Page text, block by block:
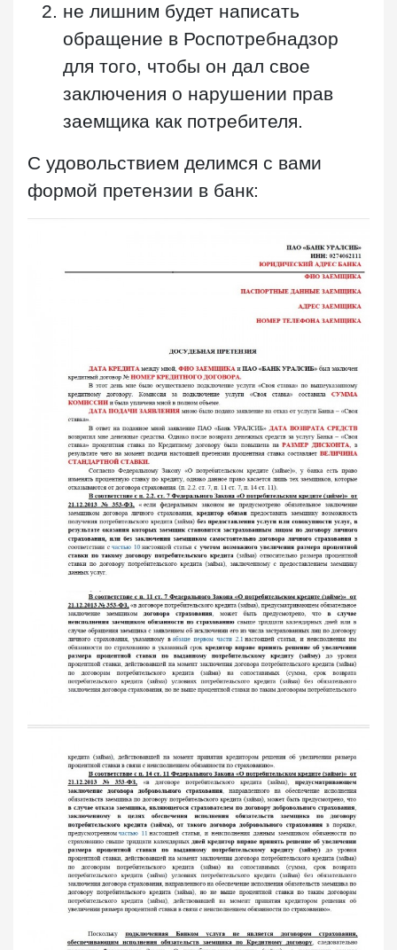
не лишним будет написать
обращение в Роспотребнадзор
для того, чтобы он дал свое
заключения о нарушении прав
заемщика как потребителя.
С удовольствием делимся с вами
формой претензии в банк: